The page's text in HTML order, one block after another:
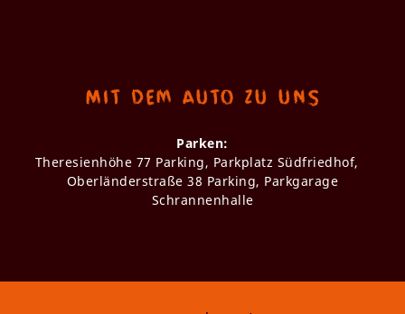
Mit dem Auto zu uns
Parken:
Theresienhöhe 77 Parking, Parkplatz Südfriedhof,
Oberländerstraße 38 Parking, Parkgarage
Schrannenhalle